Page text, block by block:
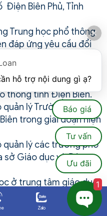
Biên Phủ, Tỉnh
Trung học phổ thông
đáp ứng yêu cầu đổi
công nghệ thông tin
học môn Tiếng Anh ở
thông tỉnh Điện Biên.
lý Trường Trung
trong giai đoạn hiện
quản lý các trường phổ
sở Giáo dục và Đào
ở trung tâm giáo dục
trong bối cảnh hiện
Zalo Ưu đãi
hỗ trợ nội dung gì ạ?
Báo giá
Tư vấn
Ưu đãi
1